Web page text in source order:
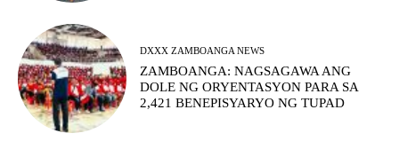
DXXX ZAMBOANGA NEWS
ZAMBOANGA: NAGSAGAWA ANG
DOLE NG ORYENTASYON PARA SA
2,421 BENEPISYARYO NG TUPAD